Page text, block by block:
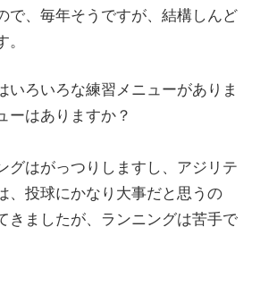
で、毎年そうですが、結構しんど
ろいろな練習メニューがありま
ーはありますか？
グはがっつりしますし、アジリテ
、投球にかなり大事だと思うの
きましたが、ランニングは苦手で